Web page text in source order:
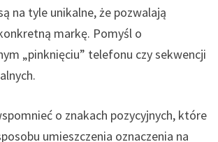
na tyle unikalne, że pozwalają
markę. Pomyśl o
„pinknięciu” telefonu czy sekwencji
o znakach pozycyjnych, które
umieszczenia oznaczenia na